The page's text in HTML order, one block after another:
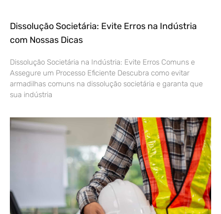
Dissolução Societária: Evite Erros na Indústria
com Nossas Dicas
Dissolução Societária na Indústria: Evite Erros Comuns e
Assegure um Processo Eficiente Descubra como evitar
armadilhas comuns na dissolução societária e garanta que
sua indústria